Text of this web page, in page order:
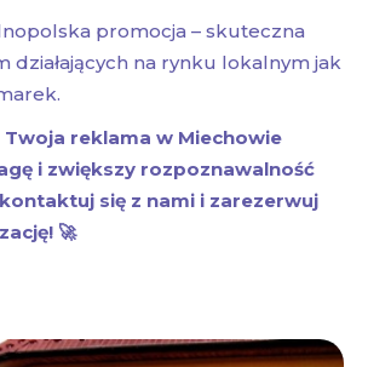
promocja – skuteczna
działających na rynku lokalnym jak
Twoja reklama w Miechowie
i zwiększy rozpoznawalność
się z nami i zarezerwuj
🚀